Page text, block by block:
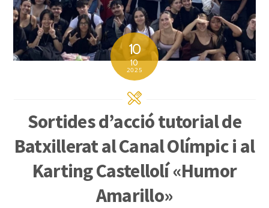
10
10
2025
Sortides d’acció tutorial de
Batxillerat al Canal Olímpic i al
Karting Castellolí «Humor
Amarillo»